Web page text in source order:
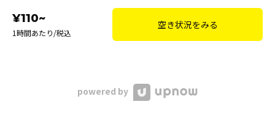
¥110~
1時間あたり/税込
空き状況をみる
powered by